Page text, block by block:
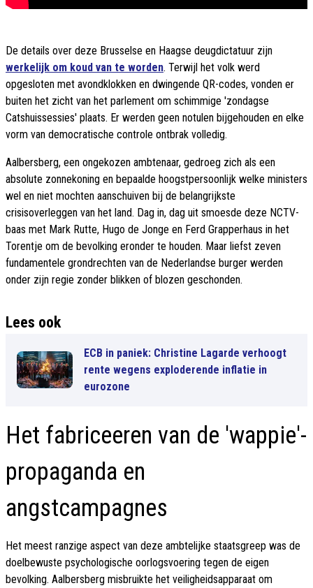
De details over deze Brusselse en Haagse deugdictatuur zijn
werkelijk om koud van te worden. Terwijl het volk werd
opgesloten met avondklokken en dwingende QR-codes, vonden er
buiten het zicht van het parlement om schimmige 'zondagse
Catshuissessies' plaats. Er werden geen notulen bijgehouden en elke
vorm van democratische controle ontbrak volledig.
Aalbersberg, een ongekozen ambtenaar, gedroeg zich als een
absolute zonnekoning en bepaalde hoogstpersoonlijk welke ministers
wel en niet mochten aanschuiven bij de belangrijkste
crisisoverleggen van het land. Dag in, dag uit smoesde deze NCTV-
baas met Mark Rutte, Hugo de Jonge en Ferd Grapperhaus in het
Torentje om de bevolking eronder te houden. Maar liefst zeven
fundamentele grondrechten van de Nederlandse burger werden
onder zijn regie zonder blikken of blozen geschonden.
Lees ook
ECB in paniek: Christine Lagarde verhoogt
rente wegens exploderende inflatie in
eurozone
Het fabriceeren van de 'wappie'-
propaganda en
angstcampagnes
Het meest ranzige aspect van deze ambtelijke staatsgreep was de
doelbewuste psychologische oorlogsvoering tegen de eigen
bevolking. Aalbersberg misbruikte het veiligheidsapparaat om